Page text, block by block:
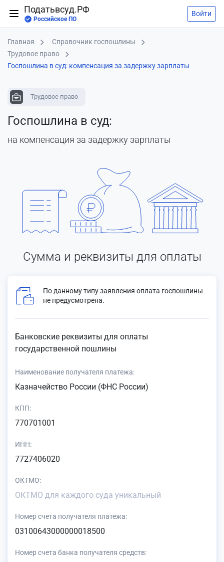
Податьвсуд.РФ
Российское ПО
Войти
Главная
Справочник госпошлины
Трудовое право
Госпошлина в суд: компенсация за задержку зарплаты
Трудовое право
Госпошлина в суд:
на компенсация за задержку зарплаты
Сумма и реквизиты для оплаты
По данному типу заявления оплата госпошлины
не предусмотрена.
Банковские реквизиты для оплаты
государственной пошлины
Наименование получателя платежа:
Казначейство России (ФНС России)
КПП:
770701001
ИНН:
7727406020
ОКТМО:
ОКТМО для каждого суда уникальный
Номер счета получателя платежа:
03100643000000018500
Номер счета банка получателя средств: